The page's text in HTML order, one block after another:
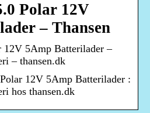
Polar 12V
– Thansen
5Amp Batterilader –
– thansen.dk
12V 5Amp Batterilader :
hos thansen.dk